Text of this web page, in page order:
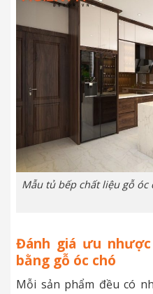
Mẫu tủ bếp chất liệu gỗ
Đánh giá ưu
bằng gỗ óc chó
Mỗi sản phẩm đều có